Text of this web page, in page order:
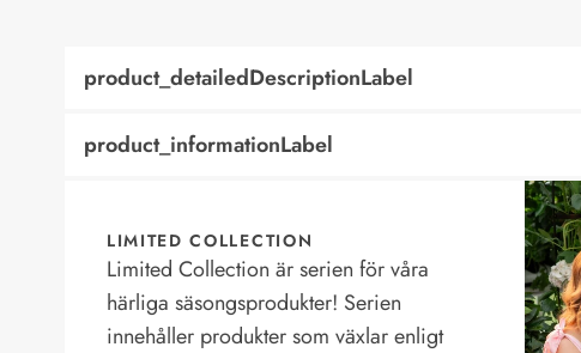
product_detailedDescriptionLabel
product_informationLabel
LIMITED COLLECTION
Limited Collection är serien för våra
härliga säsongsprodukter! Serien
innehåller produkter som växlar enligt